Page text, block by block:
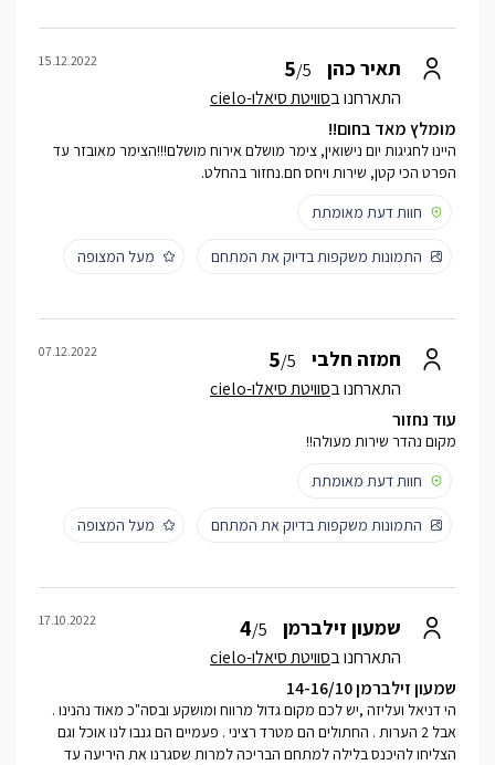
תאיר כהן 5/5
התארחנו בסוויטת סיאלו-cielo
15.12.2022
מומלץ מאד בחום!!
היינו לחגיגות יום נישואין, צימר מושלם אירוח מושלם!!!הצימר מאובזר עד
הפרט הכי קטן, שירות ויחס חם.נחזור בהחלט.
חוות דעת מאומתת
התמונות משקפות בדיוק את המתחם מעל המצופה
חמזה חלבי 5/5
התארחנו בסוויטת סיאלו-cielo
07.12.2022
עוד נחזור
מקום נהדר שירות מעולה!!
חוות דעת מאומתת
התמונות משקפות בדיוק את המתחם מעל המצופה
שמעון זילברמן 4/5
התארחנו בסוויטת סיאלו-cielo
17.10.2022
שמעון זילברמן 14-16/10
הי דניאל ועליזה ,יש לכם מקום גדול מרווח ומושקע ובסה"כ מאוד נהנינו .
אבל 2 הערות . החתולים הם מטרד רציני . פעמיים הם גנבו לנו אוכל וגם
הצליחו להיכנס בלילה למתחם הבריכה למרות שסגרנו את היריעה עד